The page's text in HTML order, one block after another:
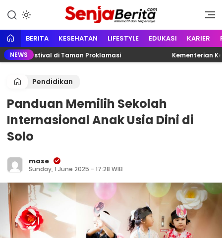
konten
Senja Berita
Portal media berita online yang
informatif, edukatif dan
terpercaya
BERITA KESEHATAN LIFESTYLE EDUKASI KARIER
NEWS
Festival di Taman Proklamasi Kementerian
Pendidikan
Panduan Memilih Sekolah
Internasional Anak Usia Dini di
Solo
mase
Sunday, 1 June 2025 - 17:28 WIB